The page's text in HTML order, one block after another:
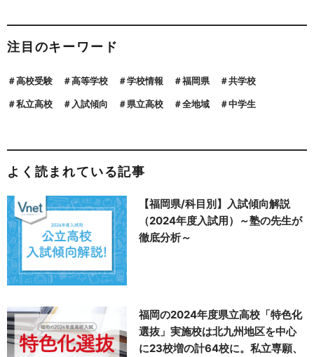
注目のキーワード
高校受験 高等学校 学校情報 福岡県 共学校
私立高校 入試傾向 県立高校 全地域 中学生
よく読まれている記事
【福岡県/科目別】入試傾向解説
（2024年度入試用）～塾の先生が
徹底分析～
福岡の2024年度県立高校「特色化
選抜」実施校は北九州地区を中心
に23校増の計64校に。私立専願、